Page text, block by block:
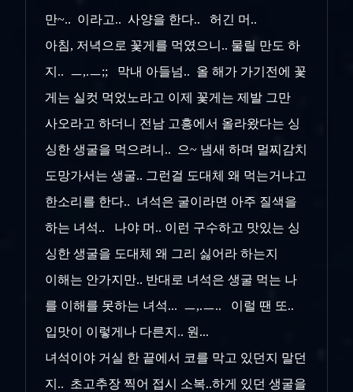
만~.. 이라고.. 사양을 한다.. 허긴 머..
아침, 저녁으로 꽃게를 먹였으니.. 물릴 만도 하
지.. ㅡ,.ㅡ;; 막내 아들넘.. 올 해가 가기전에 꽃
게는 실컷 먹었노라고 이제 꽃게는 제발 그만
사오라고 하더니 전남 고흥에서 올라왔다는 싱
싱한 생굴을 먹으려니.. 으~ 냄새 하며 멀찌감치
도망가서는 생굴.. 그런걸 도대체 왜 먹는거냐고
한소리를 한다.. 녀석은 굴이라면 아주 질색을
하는 녀석.. 나야 머.. 이런 구수하고 맛있는 싱
싱한 생굴을 도대체 왜 그리 싫어라 하는지
이해는 안가지만.. 반대로 녀석은 생굴 먹는 나
를 이해를 못하는 녀석... ㅡ,.ㅡ.. 이럴 땐 또..
입맛이 이렇게나 다른지.. 원...
녀석이야 거실 한 끝에서 코를 막고 있던지 말던
지.. 초고추장 찍어 접시 소복..하게 있던 생굴을